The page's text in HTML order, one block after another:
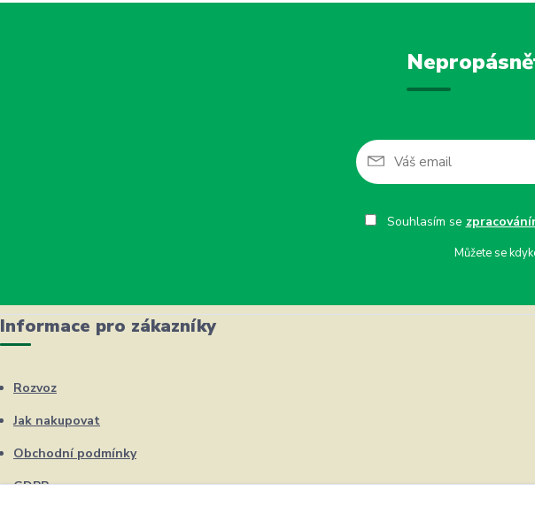
Souhlasím se
Můžete se
Informace pro zákazníky
Rozvoz
Jak nakupovat
Obchodní podmínky
GDPR